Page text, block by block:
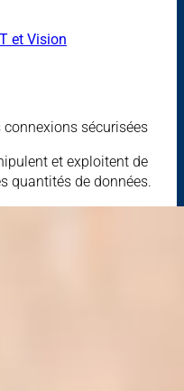
et Vision
sécurisées
et exploitent de
quantités de données.